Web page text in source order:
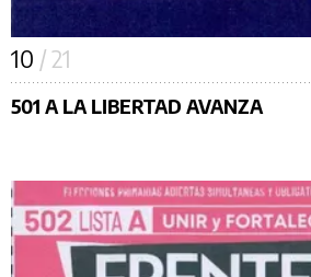
10 / 21
501 A LA LIBERTAD AVANZA